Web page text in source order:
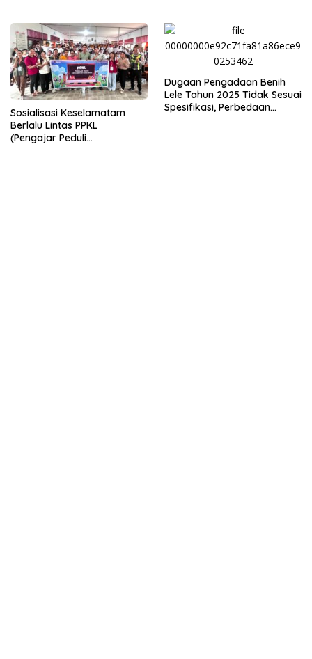
Sosialisasi Keselamatam
Berlalu Lintas PPKL
(Pengajar Peduli
Dugaan Pengadaan Benih
Lele Tahun 2025 Tidak Sesuai
Spesifikasi, Perbedaan